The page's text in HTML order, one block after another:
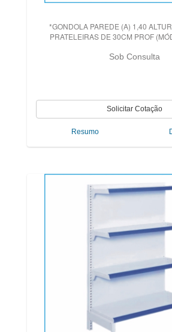
*GONDOLA PAREDE (A) 1,40
PRATELEIRAS DE 30CM PROF
Sob Consulta
Resumo